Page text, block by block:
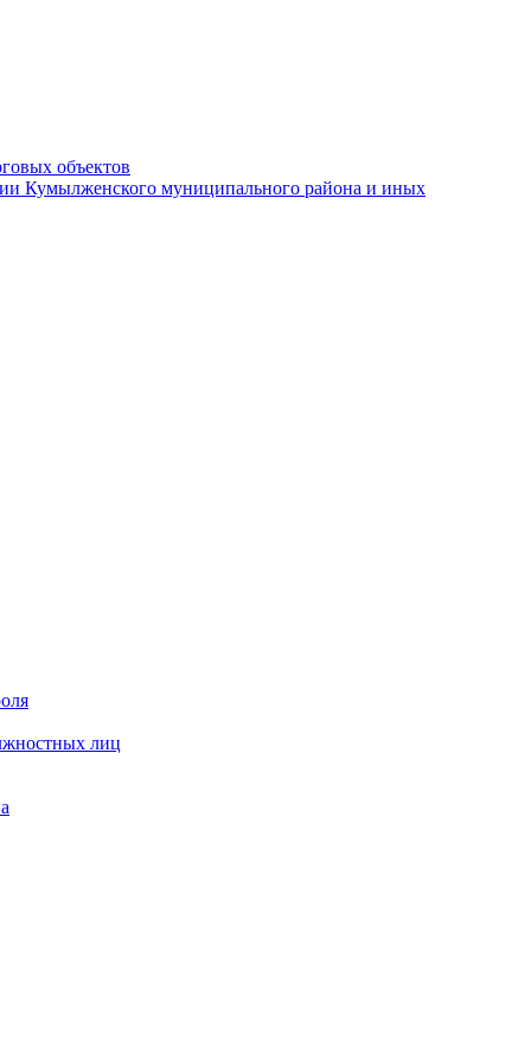
объектов
Кумылженского муниципального района и иных
лиц